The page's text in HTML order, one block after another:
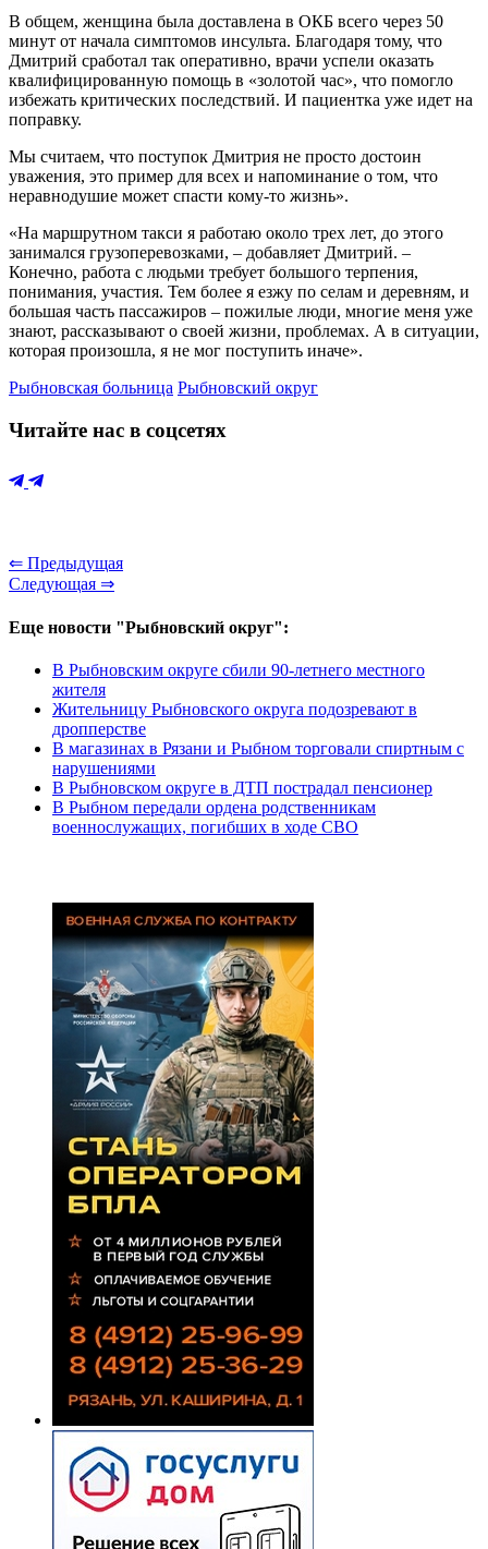
В общем, женщина была доставлена в ОКБ всего через 50
минут от начала симптомов инсульта. Благодаря тому, что
Дмитрий сработал так оперативно, врачи успели оказать
квалифицированную помощь в «золотой час», что помогло
избежать критических последствий. И пациентка уже идет на
поправку.
Мы считаем, что поступок Дмитрия не просто достоин
уважения, это пример для всех и напоминание о том, что
неравнодушие может спасти кому-то жизнь».
«На маршрутном такси я работаю около трех лет, до этого
занимался грузоперевозками, – добавляет Дмитрий. –
Конечно, работа с людьми требует большого терпения,
понимания, участия. Тем более я езжу по селам и деревням, и
большая часть пассажиров – пожилые люди, многие меня уже
знают, рассказывают о своей жизни, проблемах. А в ситуации,
которая произошла, я не мог поступить иначе».
Рыбновская больница Рыбновский округ
Читайте нас в соцсетях
⇐ Предыдущая
Следующая ⇒
Еще новости "Рыбновский округ":
В Рыбновским округе сбили 90-летнего местного
жителя
Жительницу Рыбновского округа подозревают в
дропперстве
В магазинах в Рязани и Рыбном торговали спиртным с
нарушениями
В Рыбновском округе в ДТП пострадал пенсионер
В Рыбном передали ордена родственникам
военнослужащих, погибших в ходе СВО